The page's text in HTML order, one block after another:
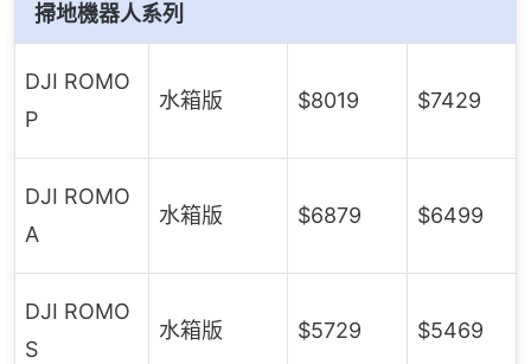
掃地機器人系列
DJI ROMO
P
水箱版 $8019 $7429
DJI ROMO
A
水箱版 $6879 $6499
DJI ROMO
S
水箱版 $5729 $5469